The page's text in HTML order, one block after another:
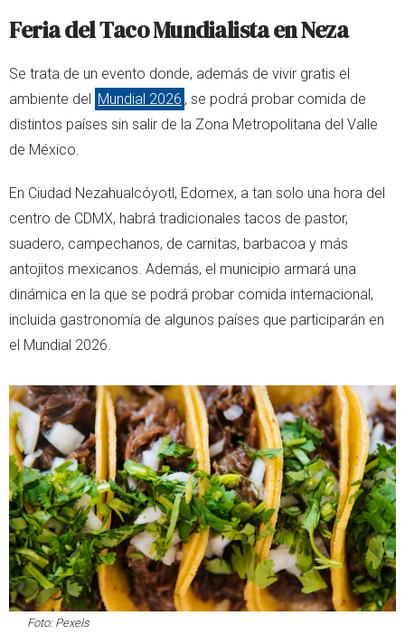
Feria del Taco Mundialista en Neza
Se trata de un evento donde, además de vivir gratis el
ambiente del Mundial 2026 , se podrá probar comida de
distintos países sin salir de la Zona Metropolitana del Valle
de México.
En Ciudad Nezahualcóyotl, Edomex, a tan solo una hora del
centro de CDMX, habrá tradicionales tacos de pastor,
suadero, campechanos, de carnitas, barbacoa y más
antojitos mexicanos. Además, el municipio armará una
dinámica en la que se podrá probar comida internacional,
incluida gastronomía de algunos países que participarán en
el Mundial 2026.
Foto: Pexels